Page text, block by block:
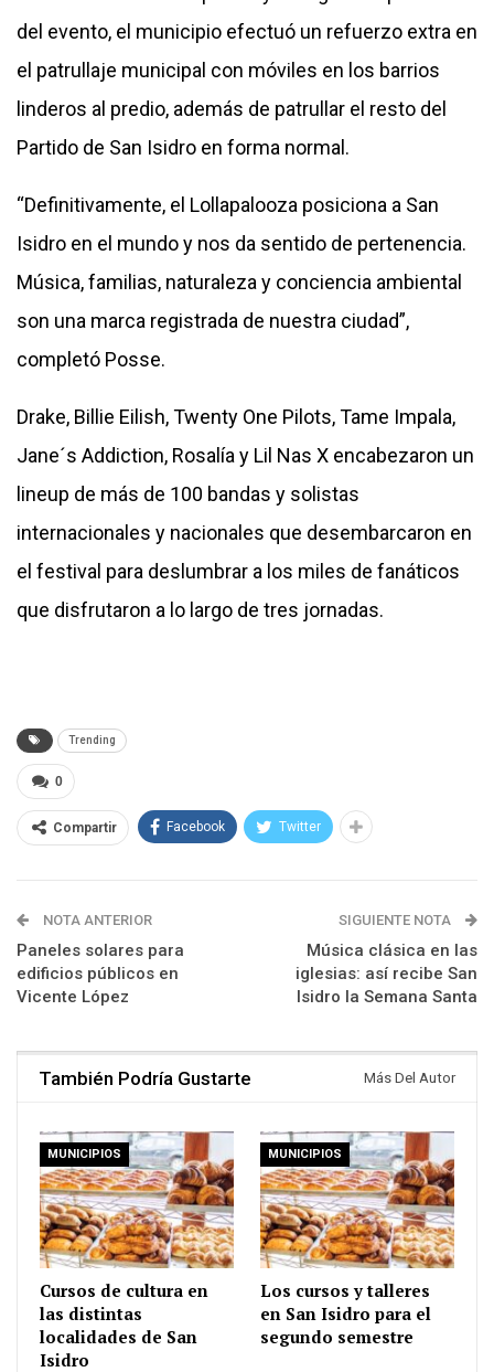
del evento, el municipio efectuó un refuerzo extra en
el patrullaje municipal con móviles en los barrios
linderos al predio, además de patrullar el resto del
Partido de San Isidro en forma normal.
“Definitivamente, el Lollapalooza posiciona a San
Isidro en el mundo y nos da sentido de pertenencia.
Música, familias, naturaleza y conciencia ambiental
son una marca registrada de nuestra ciudad”,
completó Posse.
Drake, Billie Eilish, Twenty One Pilots, Tame Impala,
Jane´s Addiction, Rosalía y Lil Nas X encabezaron un
lineup de más de 100 bandas y solistas
internacionales y nacionales que desembarcaron en
el festival para deslumbrar a los miles de fanáticos
que disfrutaron a lo largo de tres jornadas.
Trending
0
Compartir Facebook Twitter
NOTA ANTERIOR
Paneles solares para
edificios públicos en
Vicente López
SIGUIENTE NOTA
Música clásica en las
iglesias: así recibe San
Isidro la Semana Santa
También Podría Gustarte Más Del Autor
MUNICIPIOS
Cursos de cultura en
las distintas
localidades de San
Isidro
MUNICIPIOS
Los cursos y talleres
en San Isidro para el
segundo semestre